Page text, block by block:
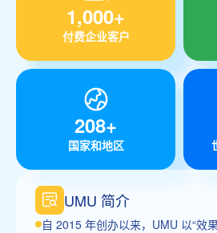
1,000+
付费企业客户
208+
国家和地区
UMU 简介
自 2015 年创办以来，UMU 以“效